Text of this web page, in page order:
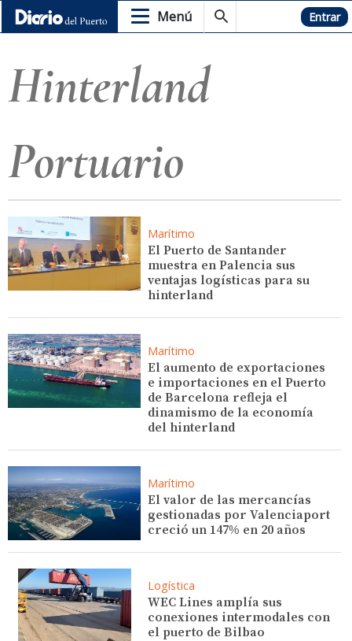
Menú Hemeroteca Entrar
Hinterland
Portuario
Marítimo
El Puerto de Santander
muestra en Palencia sus
ventajas logísticas para su
hinterland
Marítimo
El aumento de exportaciones
e importaciones en el Puerto
de Barcelona refleja el
dinamismo de la economía
del hinterland
Marítimo
El valor de las mercancías
gestionadas por Valenciaport
creció un 147% en 20 años
Logística
WEC Lines amplía sus
conexiones intermodales con
el puerto de Bilbao